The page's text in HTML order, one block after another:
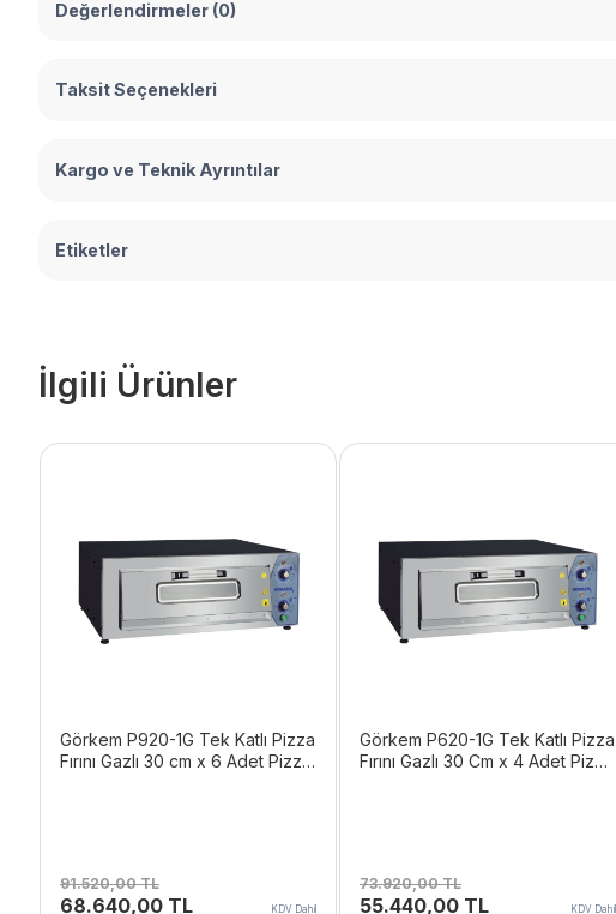
Değerlendirmeler (0)
Taksit Seçenekleri
Kargo ve Teknik Ayrıntılar
Etiketler
İlgili Ürünler
Görkem P920-1G Tek Katlı Pizza
Fırını Gazlı 30 cm x 6 Adet Pizza
91.520,00TL
Orijinal
68.640,00 TLŞu KDV Dahil
Görkem P620-1G Tek Katlı Pizza
Fırını Gazlı 30 Cm x 4 Adet Pizza
73.920,00TL
Orijinal
55.440,00 TLŞu KDV Dahil